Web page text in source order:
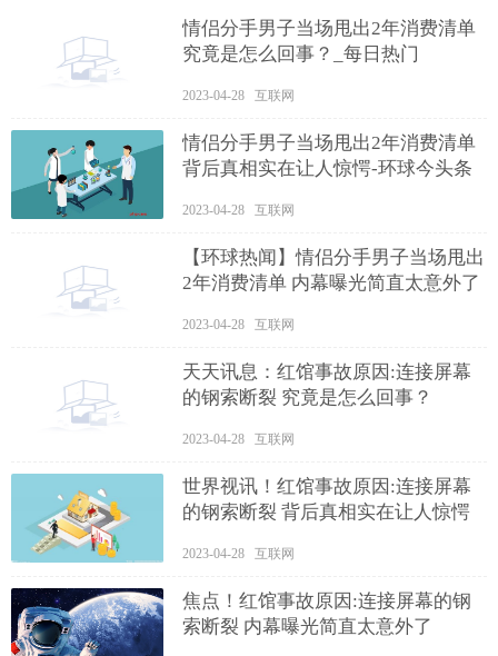
情侣分手男子当场甩出2年消费清单
究竟是怎么回事？_每日热门
2023-04-28 互联网
情侣分手男子当场甩出2年消费清单
背后真相实在让人惊愕-环球今头条
2023-04-28 互联网
【环球热闻】情侣分手男子当场甩出
2年消费清单 内幕曝光简直太意外了
2023-04-28 互联网
天天讯息：红馆事故原因:连接屏幕
的钢索断裂 究竟是怎么回事？
2023-04-28 互联网
世界视讯！红馆事故原因:连接屏幕
的钢索断裂 背后真相实在让人惊愕
2023-04-28 互联网
焦点！红馆事故原因:连接屏幕的钢
索断裂 内幕曝光简直太意外了